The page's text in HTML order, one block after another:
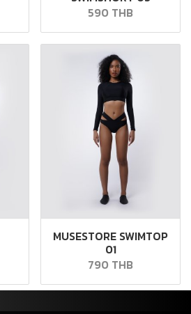
590 THB
MUSESTORE SWIMTOP
01
790 THB